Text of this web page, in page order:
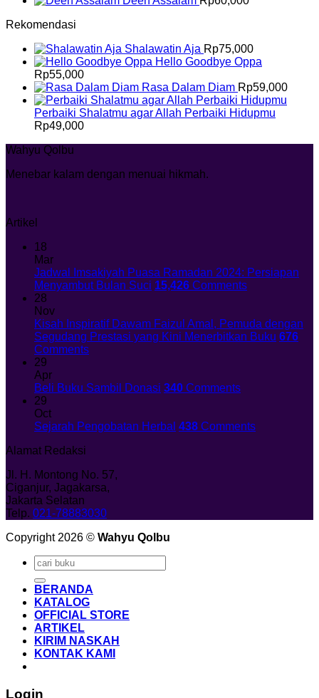
Rekomendasi
Shalawatin Aja Rp75,000
Hello Goodbye Oppa
Rp55,000
Rasa Dalam Diam Rp59,000
Perbaiki Shalatmu agar Allah Perbaiki Hidupmu
Rp49,000
Wahyu Qolbu
Menebar kalam dengan menuai hikmah.
Artikel
18
Mar
Jadwal Imsakiyah Puasa Ramadan 2024: Persiapan
Menyambut Bulan Suci 15,426 Comments
28
Nov
Kisah Inspiratif Dawam Faizul Amal, Pemuda dengan
Segudang Prestasi yang Kini Menerbitkan Buku 676
Comments
29
Apr
Beli Buku Sambil Donasi 340 Comments
29
Oct
Sejarah Pengobatan Herbal 438 Comments
Alamat Redaksi
Jl. H. Montong No. 57,
Ciganjur, Jagakarsa,
Jakarta Selatan
Telp. 021-78883030
Copyright 2026 © Wahyu Qolbu
Search
for:
BERANDA
KATALOG
OFFICIAL STORE
ARTIKEL
KIRIM NASKAH
KONTAK KAMI
Login